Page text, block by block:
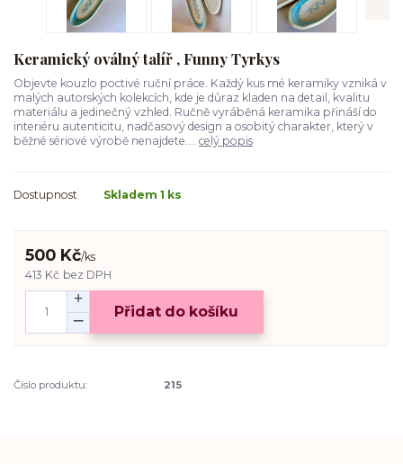
Keramický oválný talíř , Funny Tyrkys
Objevte kouzlo poctivé ruční práce. Každý kus mé keramiky vzniká v
malých autorských kolekcích, kde je důraz kladen na detail, kvalitu
materiálu a jedinečný vzhled. Ručně vyráběná keramika přináší do
interiéru autenticitu, nadčasový design a osobitý charakter, který v
běžné sériové výrobě nenajdete.... celý popis
Dostupnost Skladem 1 ks
500 Kč/ks
413 Kč bez DPH
Přidat do košíku
Číslo produktu: 215